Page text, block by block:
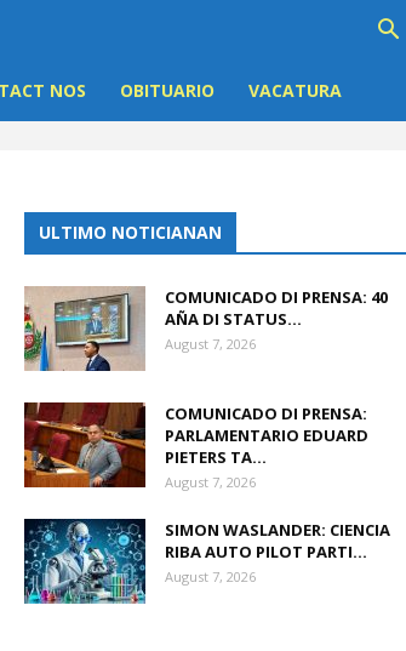
NOS OBITUARIO VACATURA
ULTIMO NOTICIANAN
COMUNICADO DI PRENSA: 40
AÑA DI STATUS...
August 7, 2026
COMUNICADO DI PRENSA:
PARLAMENTARIO EDUARD
PIETERS TA...
August 7, 2026
SIMON WASLANDER: CIENCIA
RIBA AUTO PILOT PARTI...
August 7, 2026